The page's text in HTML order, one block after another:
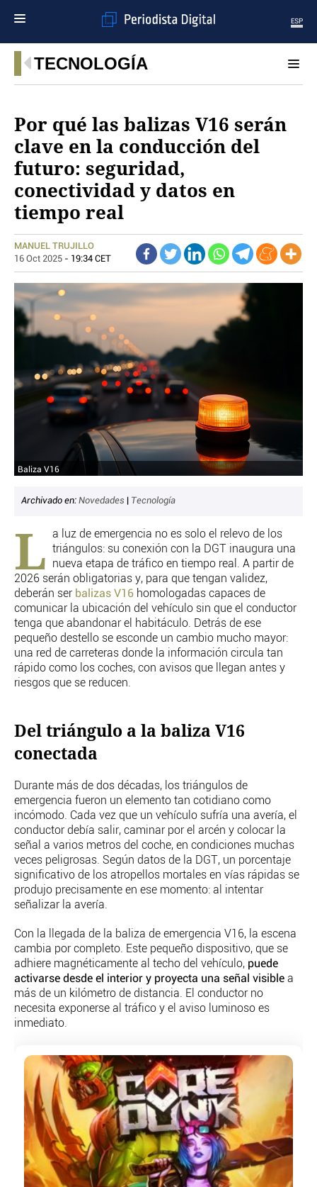
ESP
MENÚ
SECCIONES
MUNDO
PERIODISMO
DEPORTES
CIENCIA
TECNOLOGÍA
CULTURA
TELEVISIÓN
MAGAZINE
OTRAS WEBS
CRIMEN Y CASTIGO
RELIGION
TRAVELLERS
EXPERTOS
GASTRONOMÍA
SALUD
3SEGUNDOS
LA SEGUNDA DOSIS
DIRECTORIOS
LO ÚLTIMO
BLOGS
VÍDEOS
TEMAS
PERSONAJES
ORGANISMOS
LUGARES
SERVICIOS
CLUB PD
ENLACES
MEDIOS
MÁS SERVICIOS
EDICIONES
AMÉRICA
TECNOLOGÍA
Por qué las balizas V16 serán
clave en la conducción del
futuro: seguridad,
conectividad y datos en
tiempo real
MANUEL TRUJILLO
16 Oct 2025 - 19:34 CET
Baliza V16
Archivado en: Novedades Tecnología
L
a luz de emergencia no es solo el relevo de los
triángulos: su conexión con la DGT inaugura una
nueva etapa de tráfico en tiempo real. A partir de
2026 serán obligatorias y, para que tengan validez,
deberán ser balizas V16 homologadas capaces de
comunicar la ubicación del vehículo sin que el conductor
tenga que abandonar el habitáculo. Detrás de ese
pequeño destello se esconde un cambio mucho mayor:
una red de carreteras donde la información circula tan
rápido como los coches, con avisos que llegan antes y
riesgos que se reducen.
Del triángulo a la baliza V16
conectada
Durante más de dos décadas, los triángulos de
emergencia fueron un elemento tan cotidiano como
incómodo. Cada vez que un vehículo sufría una avería, el
conductor debía salir, caminar por el arcén y colocar la
señal a varios metros del coche, en condiciones muchas
veces peligrosas. Según datos de la DGT, un porcentaje
significativo de los atropellos mortales en vías rápidas se
produjo precisamente en ese momento: al intentar
señalizar la avería.
Con la llegada de la baliza de emergencia V16, la escena
cambia por completo. Este pequeño dispositivo, que se
adhiere magnéticamente al techo del vehículo, puede
activarse desde el interior y proyecta una señal visible a
más de un kilómetro de distancia. El conductor no
necesita exponerse al tráfico y el aviso luminoso es
inmediato.